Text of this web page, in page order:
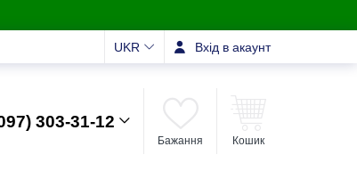
UKR Вхід в акаунт
303-31-12
Бажання Кошик